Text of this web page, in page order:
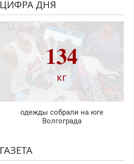
ЦИФРА ДНЯ
134
кг
одежды собрали на юге
Волгограда
ГАЗЕТА